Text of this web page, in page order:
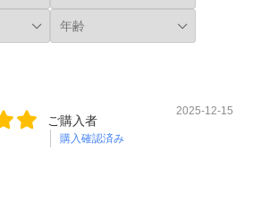
ご購入者
購入確認済み
2025-12-15